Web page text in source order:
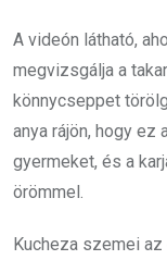
A videón látható,
megvizsgálja a
könnycseppet
anya rájön, hogy ez
gyermeket, és a
örömmel.
Kucheza szemei